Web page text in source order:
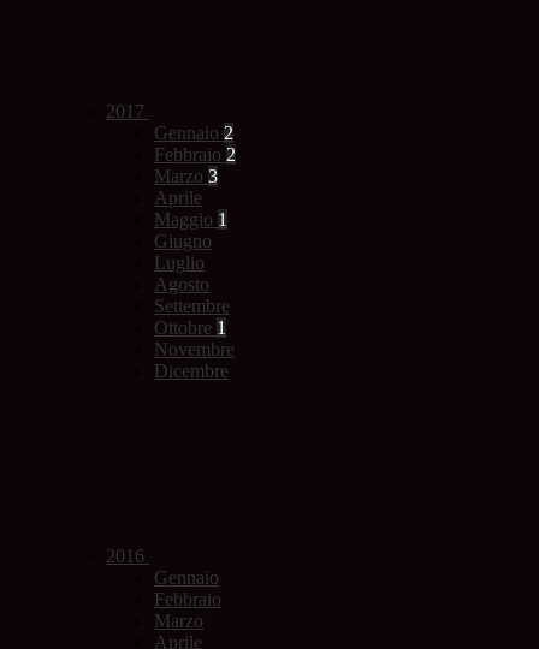
2017
Gennaio 2
Febbraio 2
Marzo 3
Aprile
Maggio 1
Giugno
Luglio
Agosto
Settembre
Ottobre 1
Novembre
Dicembre
2016
Gennaio
Febbraio
Marzo
Aprile